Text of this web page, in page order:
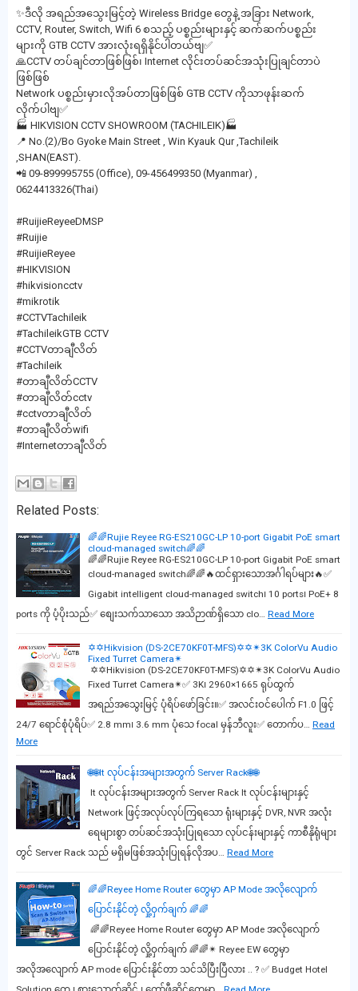
✨ဒီလို အရည်အသွေးမြင့်တဲ့ Wireless Bridge တွေနဲ့ အခြား Network,
CCTV, Router, Switch, Wifi 6 စသည့် ပစ္စည်းများနှင့် ဆက်ဆက်ပစ္စည်း
များကို GTB CCTV အားလုံးရရှိနိုင်ပါတယ်ဗျ✅
🙏CCTV တပ်ချင်တာဖြစ်ဖြစ်၊ Internet လိုင်းတပ်ဆင်အသုံးပြုချင်တာပဲ
ဖြစ်ဖြစ်
Network ပစ္စည်းမှားလိုအပ်တာဖြစ်ဖြစ် GTB CCTV ကိုသာဖုန်းဆက်
လိုက်ပါဗျ✅
🏭 HIKVISION CCTV SHOWROOM (TACHILEIK)🏭
📍 No.(2)/Bo Gyoke Main Street , Win Kyauk Qur ,Tachileik
,SHAN(EAST).
📲 09-899995755 (Office), 09-456499350 (Myanmar) ,
0624413326(Thai)
#RuijieReyeeDMSP
#Ruijie
#RuijieReyee
#HIKVISION
#hikvisioncctv
#mikrotik
#CCTVTachileik
#TachileikGTB CCTV
#CCTVတာချီလိတ်
#Tachileik
#တာချီလိတ်CCTV
#တာချီလိတ်cctv
#cctvတာချီလိတ်
#တာချီလိတ်wifi
#Internetတာချီလိတ်
Related Posts:
🌈🌈Rujie Reyee RG-ES210GC-LP 10-port Gigabit PoE smart
cloud-managed switch🌈🌈
🌈🌈Rujie Reyee RG-ES210GC-LP 10-port Gigabit PoE smart
cloud-managed switch🌈🌈🔥ထင်ရှားသောအင်္ဂါရပ်များ🔥✅
Gigabit intelligent cloud-managed switch၊ 10 ports၊ PoE+ 8
ports ကို ပံ့ပိုးသည်✅ စျေးသက်သာသော အသိဉာဏ်ရှိသော clo…
Read More
✡✡Hikvision (DS-2CE70KF0T-MFS)✡✡✴3K ColorVu Audio
Fixed Turret Camera✴
✡✡Hikvision (DS-2CE70KF0T-MFS)✡✡✴3K ColorVu Audio
Fixed Turret Camera✴✅ 3K၊ 2960×1665 ရုပ်ထွက်
အရည်အသွေးမြင့် ပုံရိပ်ဖော်ခြင်း။✅ အလင်းဝင်ပေါက် F1.0 ဖြင့်
24/7 ရောင်စုံပုံရိပ်✅ 2.8 mm၊ 3.6 mm ပုံသေ focal မှန်ဘီလူး✅ တောက်ပ…
Read
More
🌐🌐It လုပ်ငန်းအများအတွက် Server Rack🌐🌐
It လုပ်ငန်းအများအတွက် Server Rack It လုပ်ငန်းများနှင့်
Network ဖြင့်အလုပ်လုပ်ကြရသော ရုံးများနှင့် DVR, NVR အလုံး
ရေများစွာ တပ်ဆင်အသုံးပြုရသော လုပ်ငန်းများနှင့် ကာစီနိုရုံများ
တွင် Server Rack သည် မရှိမဖြစ်အသုံးပြုရန်လိုအပ…
Read More
🌈🌈Reyee Home Router တွေမှာ AP Mode အလိုလျောက်
ပြောင်းနိုင်တဲ့ လှို့ဝှက်ချက် 🌈🌈
🌈🌈Reyee Home Router တွေမှာ AP Mode အလိုလျောက်
ပြောင်းနိုင်တဲ့ လှို့ဝှက်ချက် 🌈🌈✴ Reyee EW တွေမှာ
အလိုအလျောက် AP mode ပြောင်းနိုင်တာ သင်သိပြီးပြီလား .. ? ✅ Budget Hotel